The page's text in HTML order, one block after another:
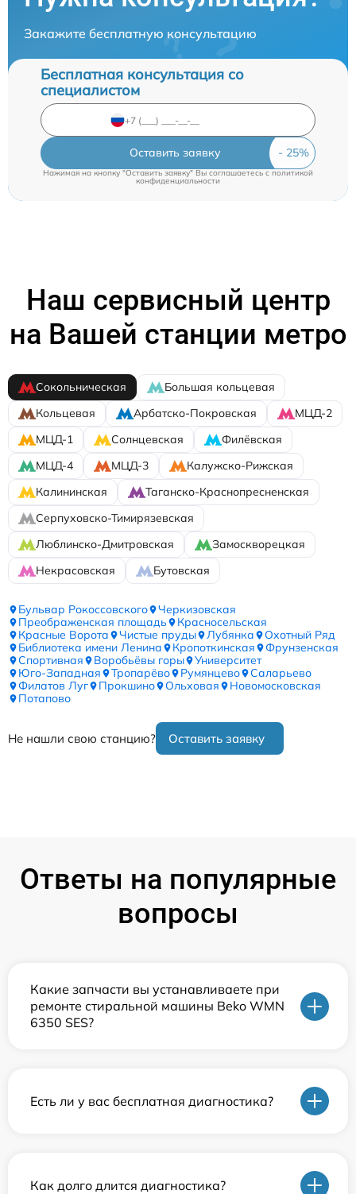
Закажите бесплатную консультацию
Бесплатная консультация со
специалистом
Оставить заявку
Нажимая на кнопку "Оставить заявку" Вы соглашаетесь c политикой
конфиденциальности
Наш сервисный центр
на Вашей станции метро
Сокольническая
Большая кольцевая
Кольцевая
Арбатско-Покровская
МЦД-2
МЦД-1
Солнцевская
Филёвская
МЦД-4
МЦД-3
Калужско-Рижская
Калининская
Таганско-Краснопресненская
Серпуховско-Тимирязевская
Люблинско-Дмитровская
Замоскворецкая
Некрасовская
Бутовская
Бульвар Рокоссовского
Черкизовская
Преображенская площадь
Красносельская
Красные Ворота
Чистые пруды Лубянка
Охотный Ряд
Библиотека имени Ленина
Кропоткинская
Фрунзенская
Спортивная
Воробьёвы горы
Университет
Юго-Западная
Тропарёво Румянцево
Саларьево
Филатов Луг
Прокшино Ольховая
Новомосковская
Потапово
Не нашли свою станцию? Оставить заявку
Ответы на популярные
вопросы
Какие запчасти вы устанавливаете при
ремонте стиральной машины Beko WMN
6350 SES?
Есть ли у вас бесплатная диагностика?
Как долго длится диагностика?